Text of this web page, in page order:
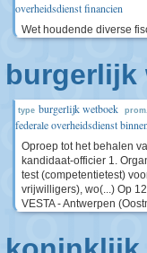
overheidsdienst financien
Wet houdende diverse
burgerlijk
type burgerlijk wetboek prom.
federale overheidsdienst
Oproep tot het behalen
kandidaat-officier 1.
test (competentietest)
vrijwilligers), wo(...) Op
VESTA - Antwerpen